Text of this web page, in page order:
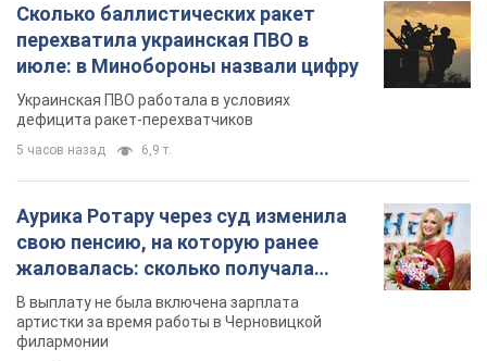
Сколько баллистических ракет
перехватила украинская ПВО в
июле: в Минобороны назвали цифру
Украинская ПВО работала в условиях
дефицита ракет-перехватчиков
5 часов назад 6,9 т.
Аурика Ротару через суд изменила
свою пенсию, на которую ранее
жаловалась: сколько получала
певица
В выплату не была включена зарплата
артистки за время работы в Черновицкой
филармонии